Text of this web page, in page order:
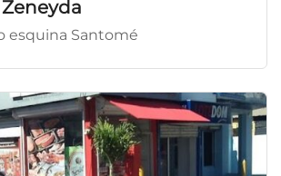
esquina Santomé